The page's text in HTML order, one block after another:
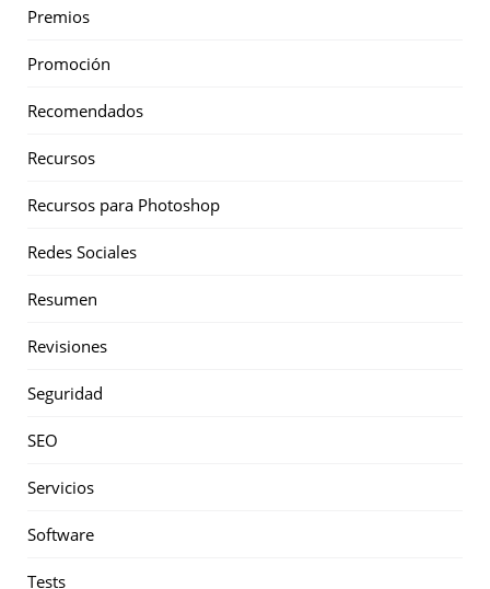
Premios
Promoción
Recomendados
Recursos
Recursos para Photoshop
Redes Sociales
Resumen
Revisiones
Seguridad
SEO
Servicios
Software
Tests